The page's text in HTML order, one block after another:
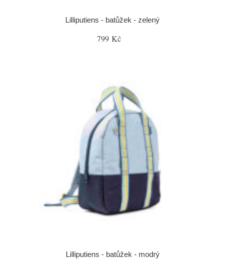
Lilliputiens - batůžek - zelený
799 Kč
Lilliputiens - batůžek - modrý